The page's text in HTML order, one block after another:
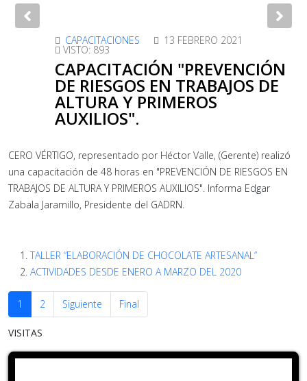
Previous
CAPACITACIONES 13 FEBRERO 2021
VISTO: 893
CAPACITACIÓN "PREVENCIÓN
DE RIESGOS EN TRABAJOS DE
ALTURA Y PRIMEROS
AUXILIOS".
CERO VÉRTIGO, representado por Héctor Valle, (Gerente) realizó
una capacitación de 48 horas en "PREVENCIÓN DE RIESGOS EN
TRABAJOS DE ALTURA Y PRIMEROS AUXILIOS". Informa Edgar
Zabala Jaramillo, Presidente del GADRN.
TALLER “ELABORACIÓN DE CHOCOLATE ARTESANAL”
ACTIVIDADES DESDE ENERO A MARZO DEL 2020
1 2 Siguiente Final
VISITAS